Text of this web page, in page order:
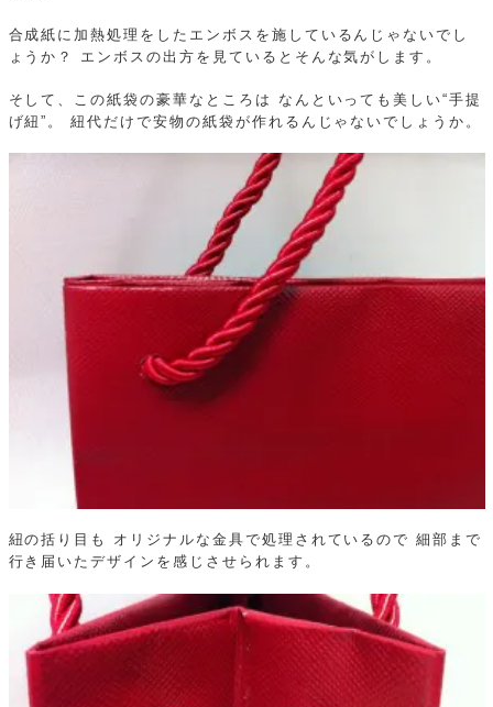
合成紙に加熱処理をしたエンボスを施しているんじゃないでし
ょうか？
エンボスの出方を見ているとそんな気がします。
そして、この紙袋の豪華なところは
なんといっても美しい“手提
げ紐”。
紐代だけで安物の紙袋が作れるんじゃないでしょうか。
紐の括り目も オリジナルな金具で処理されているので 細部まで
行き届いたデザインを感じさせられます。